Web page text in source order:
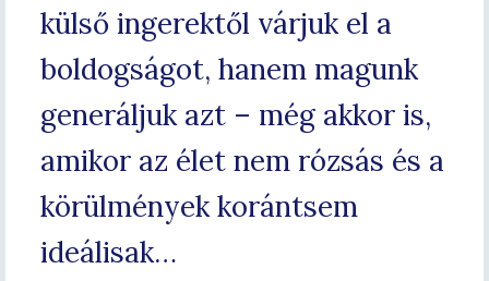
külső ingerektől várjuk el a
boldogságot, hanem magunk
generáljuk azt – még akkor is,
amikor az élet nem rózsás és a
körülmények korántsem
ideálisak…